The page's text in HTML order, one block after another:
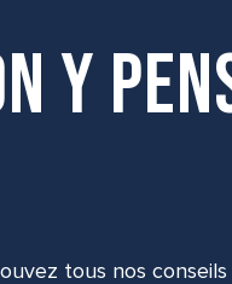
y
tous nos